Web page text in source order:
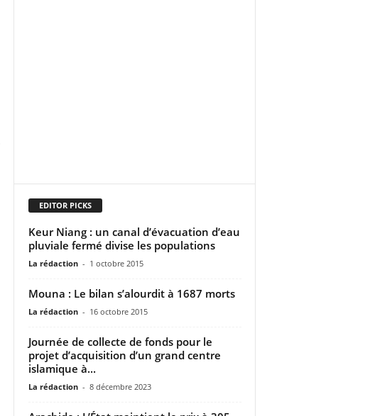
EDITOR PICKS
Keur Niang : un canal d’évacuation d’eau
pluviale fermé divise les populations
La rédaction - 1 octobre 2015
Mouna : Le bilan s’alourdit à 1687 morts
La rédaction - 16 octobre 2015
Journée de collecte de fonds pour le
projet d’acquisition d’un grand centre
islamique à...
La rédaction - 8 décembre 2023